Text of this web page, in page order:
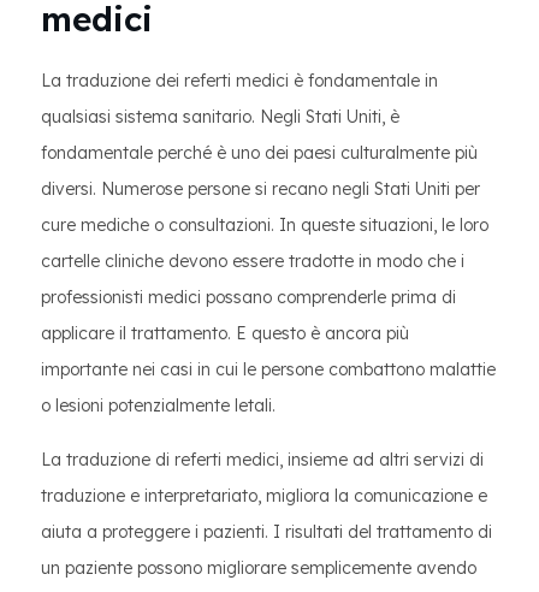
medici
La traduzione dei referti medici è fondamentale in
qualsiasi sistema sanitario. Negli Stati Uniti, è
fondamentale perché è uno dei paesi culturalmente più
diversi. Numerose persone si recano negli Stati Uniti per
cure mediche o consultazioni. In queste situazioni, le loro
cartelle cliniche devono essere tradotte in modo che i
professionisti medici possano comprenderle prima di
applicare il trattamento. E questo è ancora più
importante nei casi in cui le persone combattono malattie
o lesioni potenzialmente letali.
La traduzione di referti medici, insieme ad altri servizi di
traduzione e interpretariato, migliora la comunicazione e
aiuta a proteggere i pazienti. I risultati del trattamento di
un paziente possono migliorare semplicemente avendo